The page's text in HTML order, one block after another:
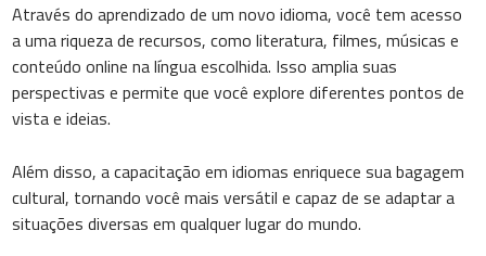
Através do aprendizado de um novo idioma, você tem acesso
a uma riqueza de recursos, como literatura, filmes, músicas e
conteúdo online na língua escolhida. Isso amplia suas
perspectivas e permite que você explore diferentes pontos de
vista e ideias.
Além disso, a capacitação em idiomas enriquece sua bagagem
cultural, tornando você mais versátil e capaz de se adaptar a
situações diversas em qualquer lugar do mundo.